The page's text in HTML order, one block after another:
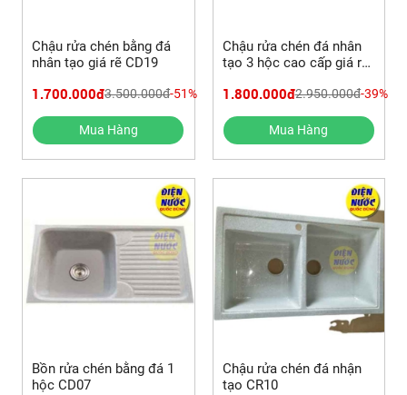
Chậu rửa chén bằng đá
nhân tạo giá rẽ CD19
1.700.000đ3.500.000đ-51%
Mua Hàng
Chậu rửa chén đá nhân
tạo 3 hộc cao cấp giá rẽ
1.800.000đ2.950.000đ-39%
Mua Hàng
Bồn rửa chén bằng đá 1
hộc CD07
Chậu rửa chén đá nhận
tạo CR10